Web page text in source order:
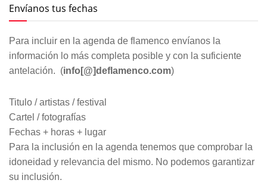
Envíanos tus fechas
Para incluir en la agenda de flamenco envíanos la
información lo más completa posible y con la suficiente
antelación. (info[@]deflamenco.com)
Titulo / artistas / festival
Cartel / fotografías
Fechas + horas + lugar
Para la inclusión en la agenda tenemos que comprobar la
idoneidad y relevancia del mismo. No podemos garantizar
su inclusión.